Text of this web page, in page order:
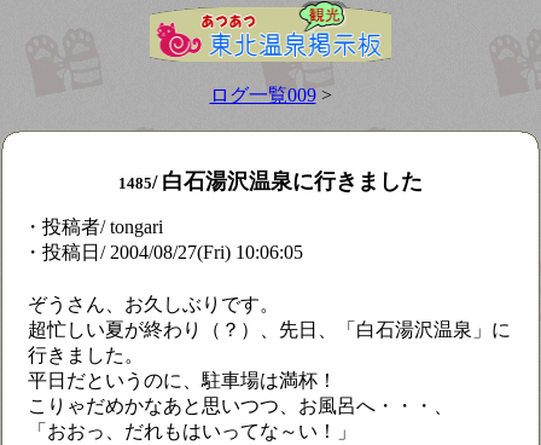
ログ一覧009>
1485/ 白石湯沢温泉に行きました
・投稿者/ tongari
・投稿日/ 2004/08/27(Fri) 10:06:05
ぞうさん、お久しぶりです。
超忙しい夏が終わり（？）、先日、「白石湯沢温泉」に
行きました。
平日だというのに、駐車場は満杯！
こりゃだめかなあと思いつつ、お風呂へ・・・、
「おおっ、だれもはいってな～い！」